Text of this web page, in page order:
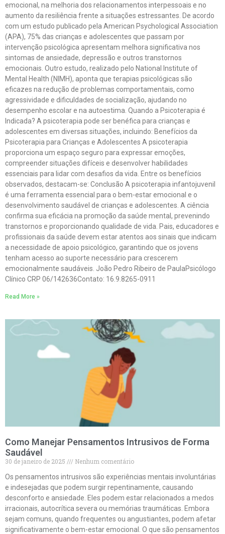
emocional, na melhoria dos relacionamentos interpessoais e no
aumento da resiliência frente a situações estressantes. De acordo
com um estudo publicado pela American Psychological Association
(APA), 75% das crianças e adolescentes que passam por
intervenção psicológica apresentam melhora significativa nos
sintomas de ansiedade, depressão e outros transtornos
emocionais. Outro estudo, realizado pelo National Institute of
Mental Health (NIMH), aponta que terapias psicológicas são
eficazes na redução de problemas comportamentais, como
agressividade e dificuldades de socialização, ajudando no
desempenho escolar e na autoestima. Quando a Psicoterapia é
Indicada? A psicoterapia pode ser benéfica para crianças e
adolescentes em diversas situações, incluindo: Benefícios da
Psicoterapia para Crianças e Adolescentes A psicoterapia
proporciona um espaço seguro para expressar emoções,
compreender situações difíceis e desenvolver habilidades
essenciais para lidar com desafios da vida. Entre os benefícios
observados, destacam-se: Conclusão A psicoterapia infantojuvenil
é uma ferramenta essencial para o bem-estar emocional e o
desenvolvimento saudável de crianças e adolescentes. A ciência
confirma sua eficácia na promoção da saúde mental, prevenindo
transtornos e proporcionando qualidade de vida. Pais, educadores e
profissionais da saúde devem estar atentos aos sinais que indicam
a necessidade de apoio psicológico, garantindo que os jovens
tenham acesso ao suporte necessário para crescerem
emocionalmente saudáveis. João Pedro Ribeiro de PaulaPsicólogo
Clínico CRP 06/142636Contato: 16.9.8265-0911
Read More »
Como Manejar Pensamentos Intrusivos de Forma
Saudável
30 de janeiro de 2025
Nenhum comentário
Os pensamentos intrusivos são experiências mentais involuntárias
e indesejadas que podem surgir repentinamente, causando
desconforto e ansiedade. Eles podem estar relacionados a medos
irracionais, autocrítica severa ou memórias traumáticas. Embora
sejam comuns, quando frequentes ou angustiantes, podem afetar
significativamente o bem-estar emocional. O que são pensamentos